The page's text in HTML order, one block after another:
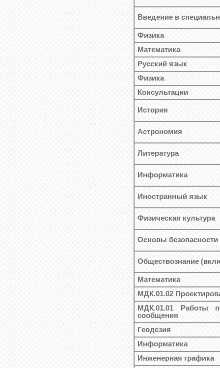
Введение в
Физика
Математика
Русский язык
Физика
Консультации
История
Астрономия
Литература
Информатика
Иностранный язык
Физическая культура
Основы безопасности
Обществознание
Математика
МДК.01.02
МДК.01.01 Работы
сообщения
Геодезия
Информатика
Инженерная графика